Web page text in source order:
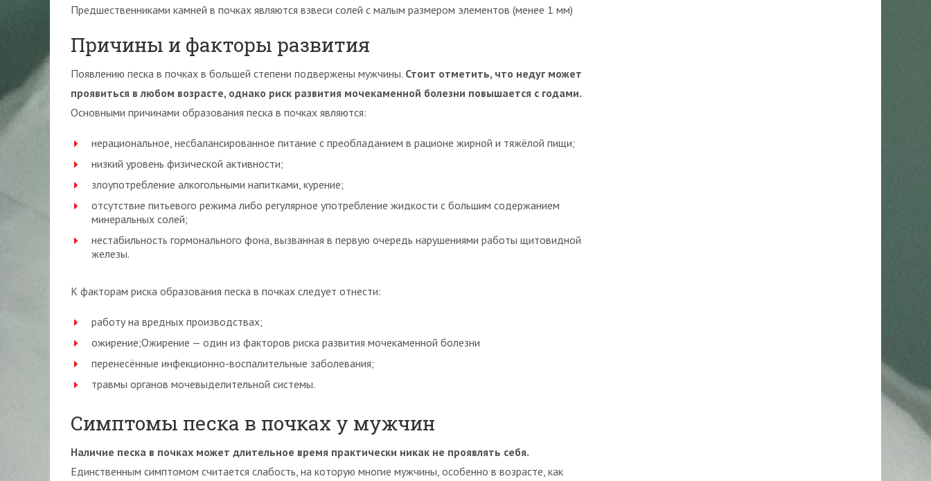
Предшественниками камней в почках являются взвеси солей с малым размером элементов (менее 1 мм)
Причины и факторы развития
Появлению песка в почках в большей степени подвержены мужчины. Стоит отметить, что недуг может
проявиться в любом возрасте, однако риск развития мочекаменной болезни повышается с годами.
Основными причинами образования песка в почках являются:
нерациональное, несбалансированное питание с преобладанием в рационе жирной и тяжёлой пищи;
низкий уровень физической активности;
злоупотребление алкогольными напитками, курение;
отсутствие питьевого режима либо регулярное употребление жидкости с большим содержанием
минеральных солей;
нестабильность гормонального фона, вызванная в первую очередь нарушениями работы щитовидной
железы.
К факторам риска образования песка в почках следует отнести:
работу на вредных производствах;
ожирение;Ожирение — один из факторов риска развития мочекаменной болезни
перенесённые инфекционно-воспалительные заболевания;
травмы органов мочевыделительной системы.
Симптомы песка в почках у мужчин
Наличие песка в почках может длительное время практически никак не проявлять себя.
Единственным симптомом считается слабость, на которую многие мужчины, особенно в возрасте, как